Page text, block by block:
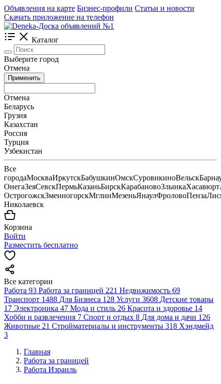
Объявления на карте Бизнес-профили Статьи и новости
Скачать приложение на телефон
Каталог
Выберите город
Отмена
Применить
Отмена
Беларусь
Грузия
Казахстан
Россия
Турция
Узбекистан
Все
городаМоскваИркутскБабушкинОмскСуровикиноВельск
ОнегаЗеяСевскПермьКазаньБирскКарабановоЗлынкаХасавюрт
ОстрогожскЗмеиногорскМглинМезеньЯнаулФроловоПенза
Николаевск
Корзина
Войти
Разместить бесплатно
Все категории
Работа 93 Работа за границей 221 Недвижимость 69
Транспорт 1488 Для Бизнеса 128 Услуги 3608 Детские товары
17 Электроника 47 Мода и стиль 26 Красота и здоровье 14
Хобби и развлечения 7 Спорт и отдых 8 Для дома и дачи 126
Животные 21 Стройматериалы и инструменты 318 Хэндмейд
3
Главная
Работа за границей
Работа Израиль